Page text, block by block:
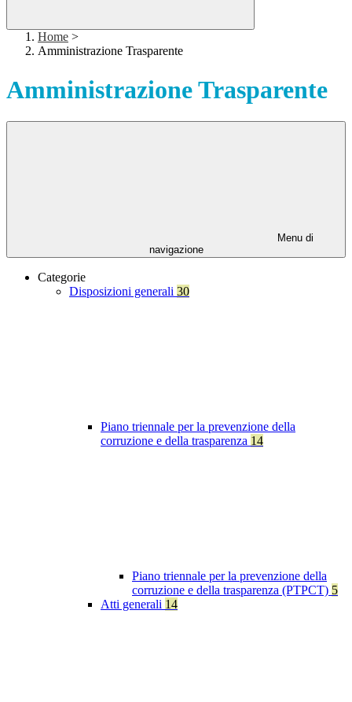
Home >
Amministrazione Trasparente
Amministrazione Trasparente
Menu di
navigazione
Categorie
Disposizioni generali 30
Piano triennale per la prevenzione della
corruzione e della trasparenza 14
Piano triennale per la prevenzione della
corruzione e della trasparenza (PTPCT) 5
Atti generali 14